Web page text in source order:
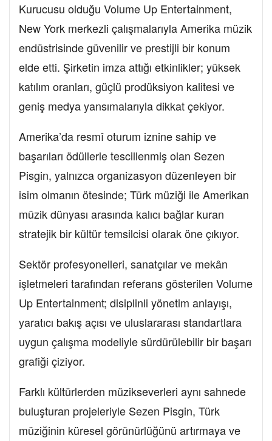
Kurucusu olduğu Volume Up Entertainment,
New York merkezli çalışmalarıyla Amerika müzik
endüstrisinde güvenilir ve prestijli bir konum
elde etti. Şirketin imza attığı etkinlikler; yüksek
katılım oranları, güçlü prodüksiyon kalitesi ve
geniş medya yansımalarıyla dikkat çekiyor.
Amerika’da resmî oturum iznine sahip ve
başarıları ödüllerle tescillenmiş olan Sezen
Pisgin, yalnızca organizasyon düzenleyen bir
isim olmanın ötesinde; Türk müziği ile Amerikan
müzik dünyası arasında kalıcı bağlar kuran
stratejik bir kültür temsilcisi olarak öne çıkıyor.
Sektör profesyonelleri, sanatçılar ve mekân
işletmeleri tarafından referans gösterilen Volume
Up Entertainment; disiplinli yönetim anlayışı,
yaratıcı bakış açısı ve uluslararası standartlara
uygun çalışma modeliyle sürdürülebilir bir başarı
grafiği çiziyor.
Farklı kültürlerden müzikseverleri aynı sahnede
buluşturan projeleriyle Sezen Pisgin, Türk
müziğinin küresel görünürlüğünü artırmaya ve